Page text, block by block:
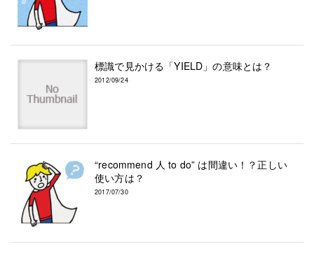
標識で見かける「YIELD」の意味とは？
2012/09/24
“recommend 人 to do” は間違い！？正しい
使い方は？
2017/07/30